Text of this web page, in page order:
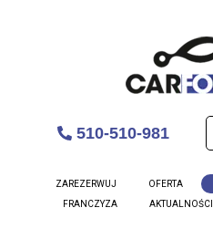
510-510-981
ZAREZERWUJ OFERTA
FRANCZYZA
AKTUALNOŚCI